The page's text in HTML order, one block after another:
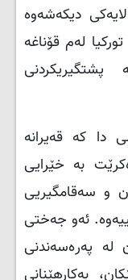
دیکەشەوە
لەم قۆناغە
پشتگیریکردنی
دا کە قەیرانە
بە خێرایی
و سەقامگیریی
ئەو جەختی
لە پەرەسەندنی
بەکارهێنانی